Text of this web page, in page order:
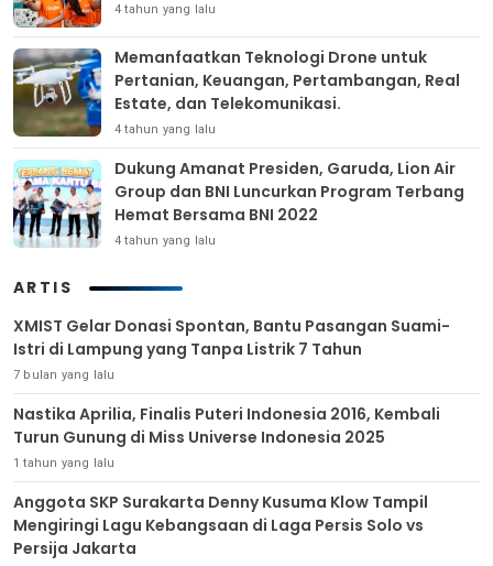
4 tahun yang lalu
Memanfaatkan Teknologi Drone untuk
Pertanian, Keuangan, Pertambangan, Real
Estate, dan Telekomunikasi.
4 tahun yang lalu
Dukung Amanat Presiden, Garuda, Lion Air
Group dan BNI Luncurkan Program Terbang
Hemat Bersama BNI 2022
4 tahun yang lalu
ARTIS
XMIST Gelar Donasi Spontan, Bantu Pasangan Suami-
Istri di Lampung yang Tanpa Listrik 7 Tahun
7 bulan yang lalu
Nastika Aprilia, Finalis Puteri Indonesia 2016, Kembali
Turun Gunung di Miss Universe Indonesia 2025
1 tahun yang lalu
Anggota SKP Surakarta Denny Kusuma Klow Tampil
Mengiringi Lagu Kebangsaan di Laga Persis Solo vs
Persija Jakarta